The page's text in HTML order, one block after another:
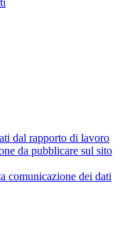
dal rapporto di lavoro
da pubblicare sul sito
comunicazione dei dati